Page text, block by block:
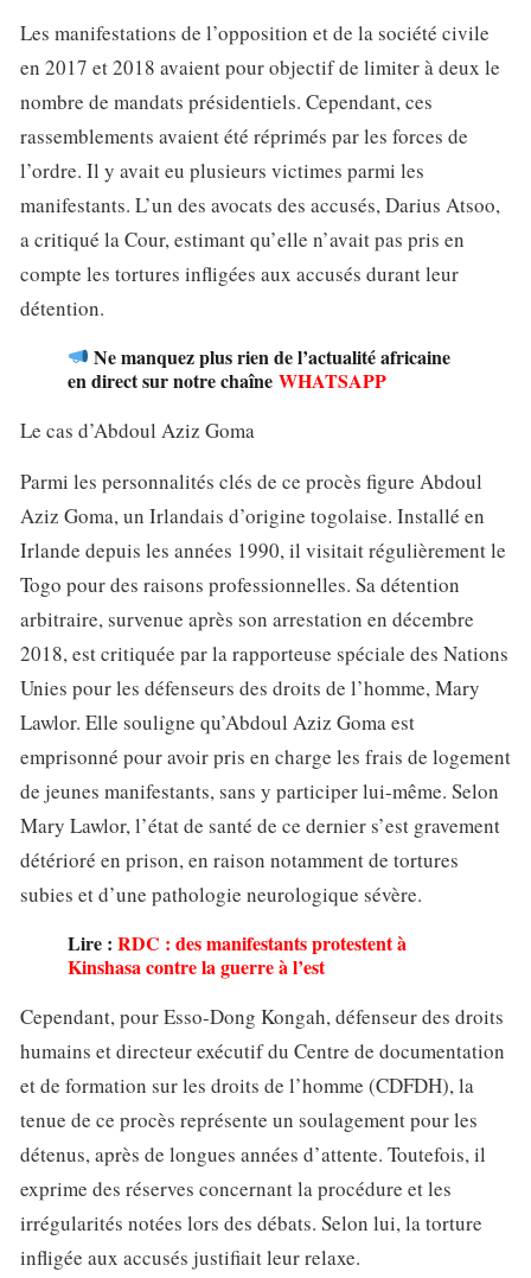
Les manifestations de l’opposition et de la société civile
en 2017 et 2018 avaient pour objectif de limiter à deux le
nombre de mandats présidentiels. Cependant, ces
rassemblements avaient été réprimés par les forces de
l’ordre. Il y avait eu plusieurs victimes parmi les
manifestants. L’un des avocats des accusés, Darius Atsoo,
a critiqué la Cour, estimant qu’elle n’avait pas pris en
compte les tortures infligées aux accusés durant leur
détention.
Ne manquez plus rien de l’actualité africaine
en direct sur notre chaîne WHATSAPP
Le cas d’Abdoul Aziz Goma
Parmi les personnalités clés de ce procès figure Abdoul
Aziz Goma, un Irlandais d’origine togolaise. Installé en
Irlande depuis les années 1990, il visitait régulièrement le
Togo pour des raisons professionnelles. Sa détention
arbitraire, survenue après son arrestation en décembre
2018, est critiquée par la rapporteuse spéciale des Nations
Unies pour les défenseurs des droits de l’homme, Mary
Lawlor. Elle souligne qu’Abdoul Aziz Goma est
emprisonné pour avoir pris en charge les frais de logement
de jeunes manifestants, sans y participer lui-même. Selon
Mary Lawlor, l’état de santé de ce dernier s’est gravement
détérioré en prison, en raison notamment de tortures
subies et d’une pathologie neurologique sévère.
Lire : RDC : des manifestants protestent à
Kinshasa contre la guerre à l’est
Cependant, pour Esso-Dong Kongah, défenseur des droits
humains et directeur exécutif du Centre de documentation
et de formation sur les droits de l’homme (CDFDH), la
tenue de ce procès représente un soulagement pour les
détenus, après de longues années d’attente. Toutefois, il
exprime des réserves concernant la procédure et les
irrégularités notées lors des débats. Selon lui, la torture
infligée aux accusés justifiait leur relaxe.